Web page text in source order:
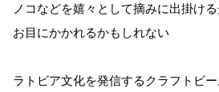
ノコなどを嬉々として摘みに出掛け
お目にかかれるかもしれない
ラトビア文化を発信するクラフトビ